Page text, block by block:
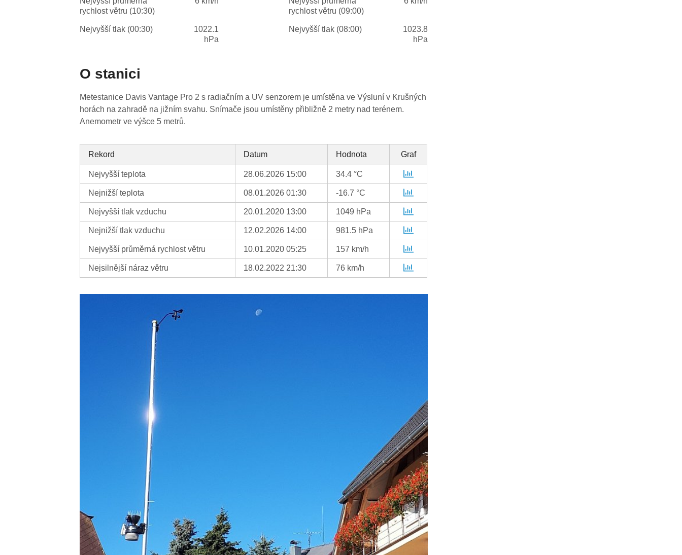
rychlost větru (10:30)
Nejvyšší tlak (00:30)
1022.1
hPa
rychlost větru (09:00)
Nejvyšší tlak (08:00)
1023.8
hPa
O stanici
Metestanice Davis Vantage Pro 2 s radiačním a UV senzorem je umístěna ve Výsluní v Krušných
horách na zahradě na jižním svahu. Snímače jsou umístěny přibližně 2 metry nad terénem.
Anemometr ve výšce 5 metrů.
Rekord Datum Hodnota Graf
Nejvyšší teplota 28.06.2026 15:00 34.4 °C
Nejnižší teplota 08.01.2026 01:30 -16.7 °C
Nejvyšší tlak vzduchu 20.01.2020 13:00 1049 hPa
Nejnižší tlak vzduchu 12.02.2026 14:00 981.5 hPa
Nejvyšší průměrná rychlost větru 10.01.2020 05:25 157 km/h
Nejsilnější náraz větru 18.02.2022 21:30 76 km/h